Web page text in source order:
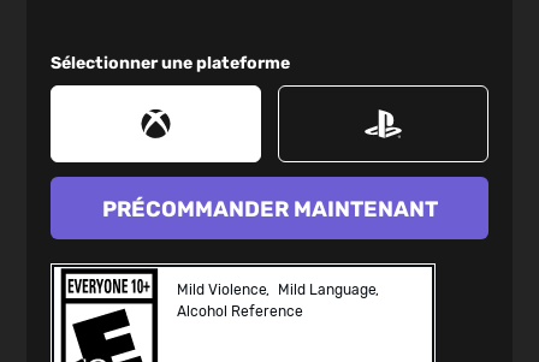
Sélectionner une plateforme
PRÉCOMMANDER MAINTENANT
Mild Violence
Mild Language
Alcohol Reference